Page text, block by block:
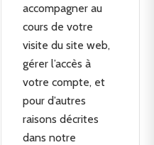
accompagner au
cours de votre
visite du site web,
gérer l’accès à
votre compte, et
pour d’autres
raisons décrites
dans notre